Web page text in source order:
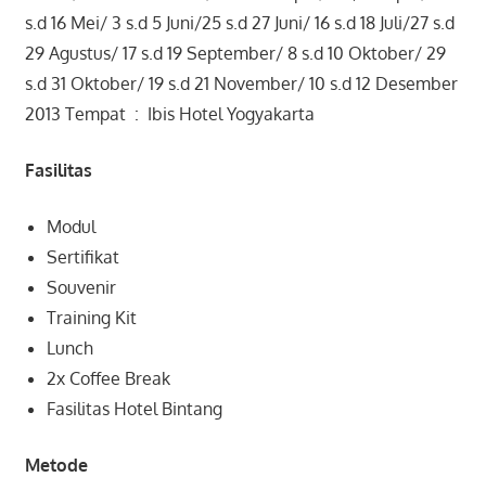
s.d 16 Mei/ 3 s.d 5 Juni/25 s.d 27 Juni/ 16 s.d 18 Juli/27 s.d
29 Agustus/ 17 s.d 19 September/ 8 s.d 10 Oktober/ 29
s.d 31 Oktober/ 19 s.d 21 November/ 10 s.d 12 Desember
2013 Tempat : Ibis Hotel Yogyakarta
Fasilitas
Modul
Sertifikat
Souvenir
Training Kit
Lunch
2x Coffee Break
Fasilitas Hotel Bintang
Metode